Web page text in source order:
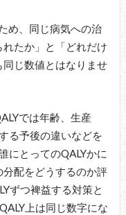
め、同じ病気への治
たか」と「どれだけ
じ数値とはなりませ
では年齢、生産
る予後の違いなどを
にとってのQALYかに
分配をどうするのか評
ずつ裨益する対策と
上は同じ数字にな